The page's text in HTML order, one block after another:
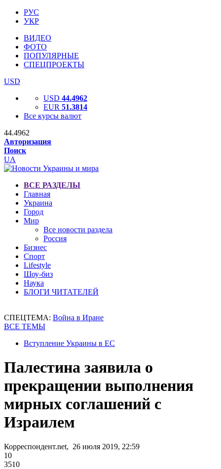
РУС
УКР
ВИДЕО
ФОТО
ПОПУЛЯРНЫЕ
СПЕЦПРОЕКТЫ
USD
USD 44.4962
EUR 51.3814
Все курсы валют
44.4962
Авторизация
Поиск
UA
ВСЕ РАЗДЕЛЫ
Главная
Украина
Город
Мир
Все новости раздела
Россия
Бизнес
Спорт
Lifestyle
Шоу-биз
Наука
БЛОГИ ЧИТАТЕЛЕЙ
СПЕЦТЕМА: Война в Иране
ВСЕ ТЕМЫ
Вступление Украины в ЕС
Палестина заявила о
прекращении выполнения
мирных соглашений с
Израилем
Корреспондент.net, 26 июля 2019, 22:59
10
3510